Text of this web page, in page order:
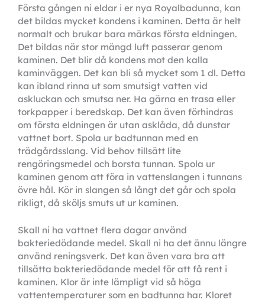
Första gången ni eldar i er nya Royalbadunna, kan
det bildas mycket kondens i kaminen. Detta är helt
normalt och brukar bara märkas första eldningen.
Det bildas när stor mängd luft passerar genom
kaminen. Det blir då kondens mot den kalla
kaminväggen. Det kan bli så mycket som 1 dl. Detta
kan ibland rinna ut som smutsigt vatten vid
askluckan och smutsa ner. Ha gärna en trasa eller
torkpapper i beredskap. Det kan även förhindras
om första eldningen är utan asklåda, då dunstar
vattnet bort. Spola ur badtunnan med en
trädgårdsslang. Vid behov tillsätt lite
rengöringsmedel och borsta tunnan. Spola ur
kaminen genom att föra in vattenslangen i tunnans
övre hål. Kör in slangen så långt det går och spola
rikligt, då sköljs smuts ut ur kaminen.
Skall ni ha vattnet flera dagar använd
bakteriedödande medel. Skall ni ha det ännu längre
använd reningsverk. Det kan även vara bra att
tillsätta bakteriedödande medel för att få rent i
kaminen. Klor är inte lämpligt vid så höga
vattentemperaturer som en badtunna har. Kloret